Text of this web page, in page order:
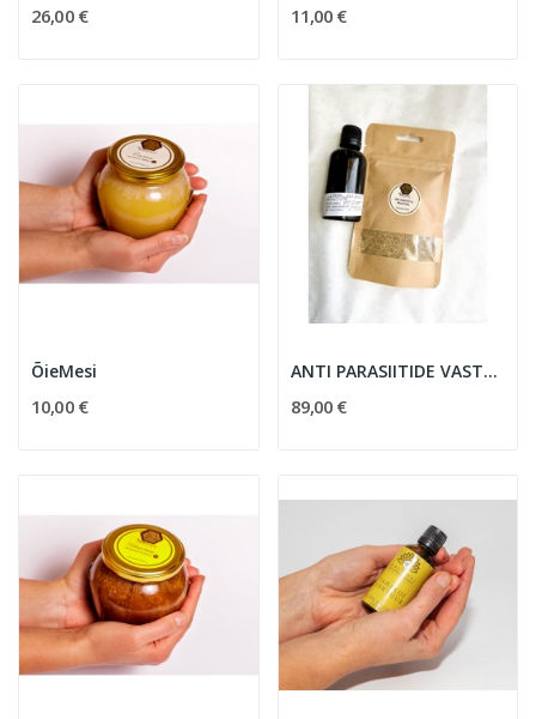
26,00 € 11,00 €
ÕieMesi
10,00 €
ANTI PARASIITIDE VASTU KOMPLEKT
89,00 €